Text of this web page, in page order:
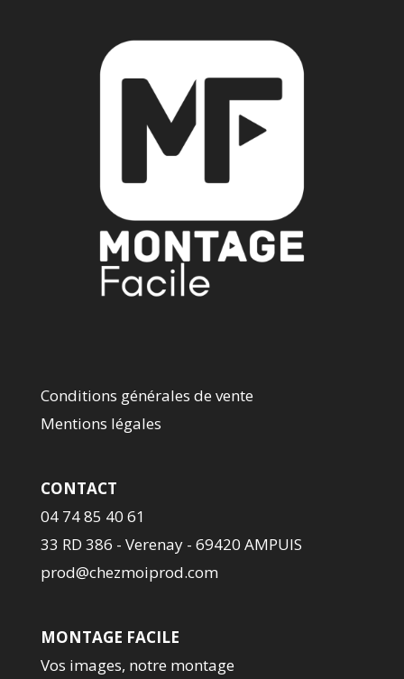
Conditions générales de vente
Mentions légales
CONTACT
04 74 85 40 61
33 RD 386 - Verenay - 69420 AMPUIS
prod@chezmoiprod.com
MONTAGE FACILE
Vos images, notre montage